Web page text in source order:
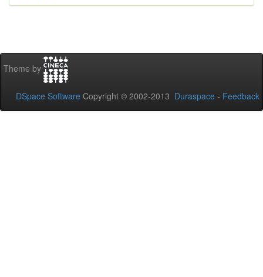
Theme by
DSpace Software Copyright © 2002-2013 Duraspace - Feedback